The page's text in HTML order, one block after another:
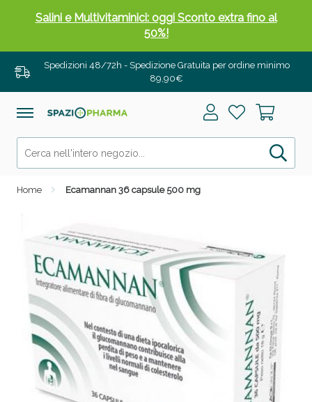
Spedizioni 48/72h - Spedizione Gratuita per ordine minimo
89,90€
Home Ecamannan 36 capsule 500 mg
Salini e Multivitaminici: oggi Sconto extra fino al
50%!
Anticellulite e Fanghi: Sconto fino al 40% valido
oggi!